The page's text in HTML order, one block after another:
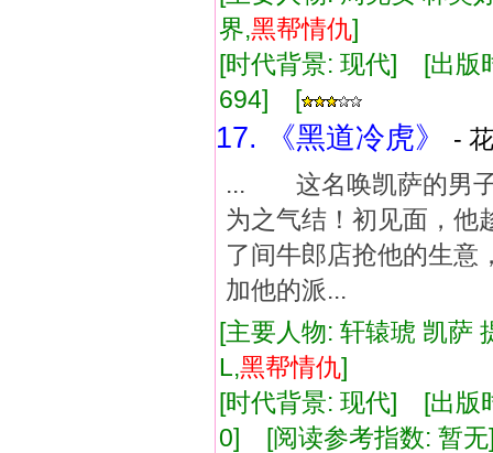
界,黑帮情仇]
[时代背景: 现代] [出
694] [
17. 《黑道冷虎》
-
... 这名唤凯萨的男子
为之气结！初见面，他
了间牛郎店抢他的生意
加他的派...
[主要人物: 轩辕琥 凯
L,黑帮情仇]
[时代背景: 现代] [出
0] [阅读参考指数: 暂无